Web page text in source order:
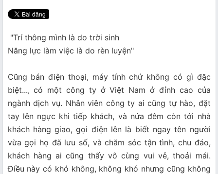
"Trí thông mình là do trời sinh
Năng lực làm việc là do rèn luyện"
Cũng bán điện thoại, máy tính chứ không có gì đặc
biệt..., có một công ty ở Việt Nam ở đỉnh cao của
ngành dịch vụ. Nhân viên công ty ai cũng tự hào, đặt
tay lên ngực khi tiếp khách, và nửa đêm còn tới nhà
khách hàng giao, gọi điện lên là biết ngay tên người
vừa gọi họ đã lưu số, và chăm sóc tận tình, chu đáo,
khách hàng ai cũng thấy vô cùng vui vẻ, thoải mái.
Điều này có khó không, không khó nhưng cũng không